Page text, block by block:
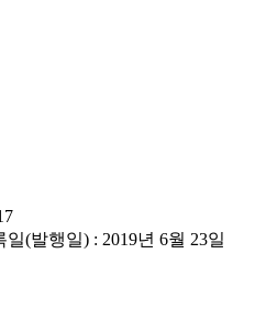
(발행일) : 2019년 6월 23일